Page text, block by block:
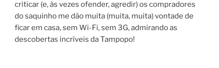
criticar (e, às vezes ofender, agredir) os compradores
do saquinho me dão muita (muita, muita) vontade de
ficar em casa, sem Wi-Fi, sem 3G, admirando as
descobertas incríveis da Tampopo!